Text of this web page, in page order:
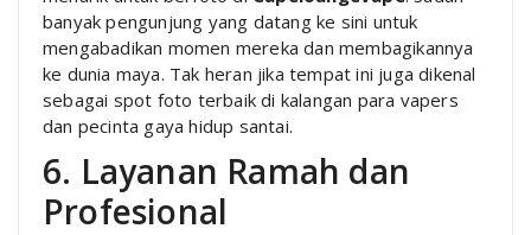
banyak pengunjung yang datang ke sini untuk
mengabadikan momen mereka dan membagikannya
ke dunia maya. Tak heran jika tempat ini juga dikenal
sebagai spot foto terbaik di kalangan para vapers
dan pecinta gaya hidup santai.
6. Layanan Ramah dan
Profesional